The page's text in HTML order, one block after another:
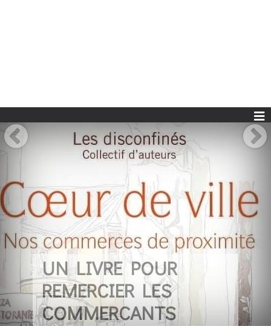
UN LIVRE POUR
REMERCIER LES
COMMERCANTS